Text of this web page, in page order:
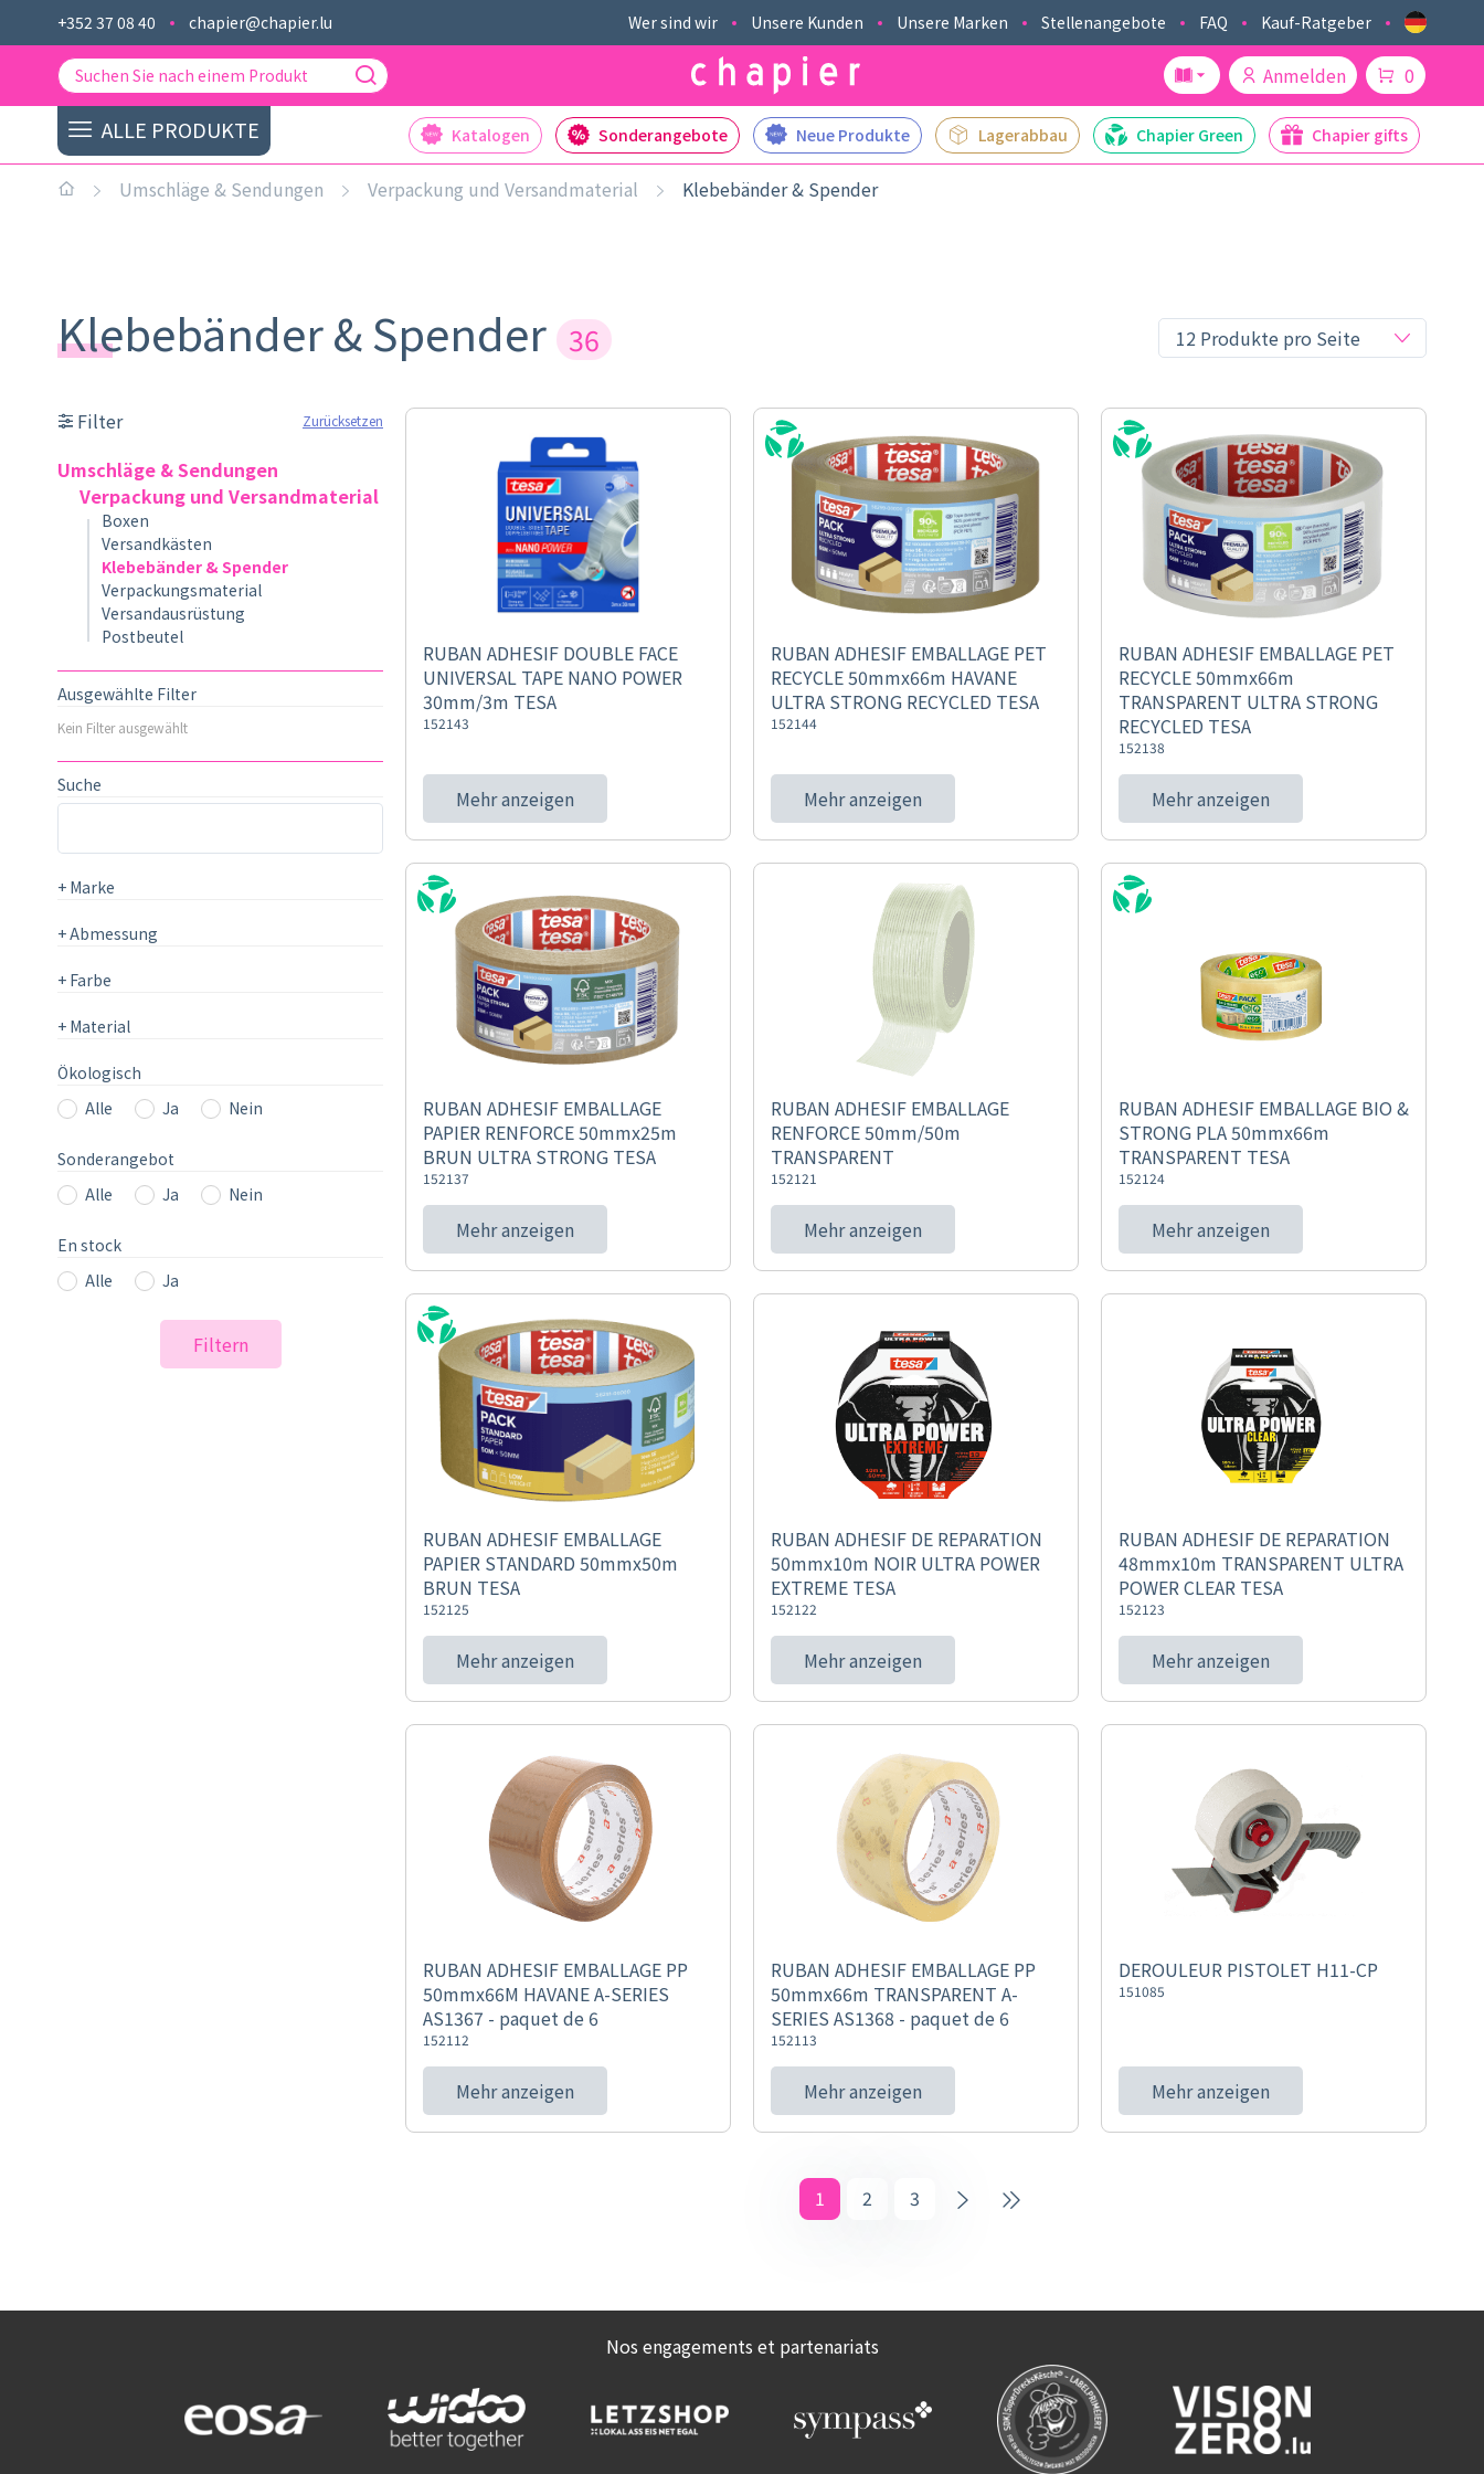
+352 37 08 40 chapier@chapier.lu Wer sind wir Unsere Kunden Unsere Marken Stellenangebote FAQ Kauf-Ratgeber
Anmelden 0
ALLE PRODUKTE Katalogen Sonderangebote Neue Produkte Lagerabbau Chapier Green Chapier gifts
Umschläge & Sendungen Verpackung und Versandmaterial Klebebänder & Spender
Klebebänder & Spender 36
Filter Zurücksetzen
Umschläge & Sendungen
Verpackung und Versandmaterial
Boxen
Versandkästen
Klebebänder & Spender
Verpackungsmaterial
Versandausrüstung
Postbeutel
Ausgewählte Filter
Kein Filter ausgewählt
Suche
+ Marke
+Abmessung
+ Farbe
+ Material
Ökologisch
Alle
Ja Nein
Sonderangebot
Alle
Ja Nein
En stock
Alle
Ja
Filtern
RUBAN ADHESIF DOUBLE FACE
UNIVERSAL TAPE NANO POWER
30mm/3m TESA
152143
Mehr anzeigen
RUBAN ADHESIF EMBALLAGE PET
RECYCLE 50mmx66m HAVANE
ULTRA STRONG RECYCLED TESA
152144
Mehr anzeigen
RUBAN ADHESIF EMBALLAGE PET
RECYCLE 50mmx66m
TRANSPARENT ULTRA STRONG
RECYCLED TESA
152138
Mehr anzeigen
RUBAN ADHESIF EMBALLAGE
PAPIER RENFORCE 50mmx25m
BRUN ULTRA STRONG TESA
152137
Mehr anzeigen
RUBAN ADHESIF EMBALLAGE
RENFORCE 50mm/50m
TRANSPARENT
152121
Mehr anzeigen
RUBAN ADHESIF EMBALLAGE BIO &
STRONG PLA 50mmx66m
TRANSPARENT TESA
152124
Mehr anzeigen
RUBAN ADHESIF EMBALLAGE
PAPIER STANDARD 50mmx50m
BRUN TESA
152125
Mehr anzeigen
RUBAN ADHESIF DE REPARATION
50mmx10m NOIR ULTRA POWER
EXTREME TESA
152122
Mehr anzeigen
RUBAN ADHESIF DE REPARATION
48mmx10m TRANSPARENT ULTRA
POWER CLEAR TESA
152123
Mehr anzeigen
RUBAN ADHESIF EMBALLAGE PP
50mmx66M HAVANE A-SERIES
AS1367 - paquet de 6
152112
Mehr anzeigen
RUBAN ADHESIF EMBALLAGE PP
50mmx66m TRANSPARENT A-
SERIES AS1368 - paquet de 6
152113
Mehr anzeigen
DEROULEUR PISTOLET H11-CP
151085
Mehr anzeigen
1 2 3
Nos engagements et partenariats